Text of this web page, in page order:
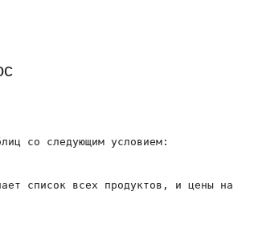
со следующим условием:
список всех продуктов, и цены на